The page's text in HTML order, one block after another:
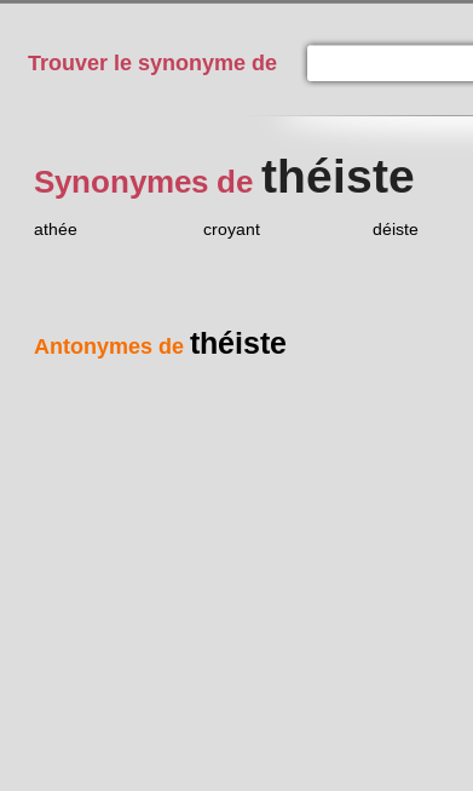
Trouver le synonyme de
Synonymes de théiste
athée croyant déiste
Antonymes de théiste